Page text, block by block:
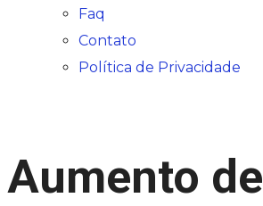
Faq
Contato
Política de Privacidade
Aumento de